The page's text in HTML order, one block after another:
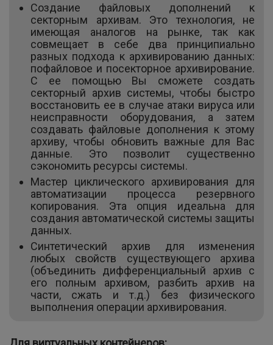
Создание файловых дополнений к
секторным архивам. Это технология, не
имеющая аналогов на рынке, так как
совмещает в себе два принципиально
разных подхода к архивированию данных:
пофайловое и посекторное архивирование.
С ее помощью Вы сможете создать
секторный архив системы, чтобы быстро
восстановить ее в случае атаки вируса или
неисправности оборудования, а затем
создавать файловые дополнения к этому
архиву, чтобы обновить важные для Вас
данные. Это позволит существенно
сэкономить ресурсы системы.
Мастер циклического архивирования для
автоматизации процесса резервного
копирования. Эта опция идеальна для
создания автоматической системы защиты
данных.
Синтетический архив для изменения
любых свойств существующего архива
(объединить дифференциальный архив с
его полным архивом, разбить архив на
части, сжать и т.д.) без физического
выполнения операции архивирования.